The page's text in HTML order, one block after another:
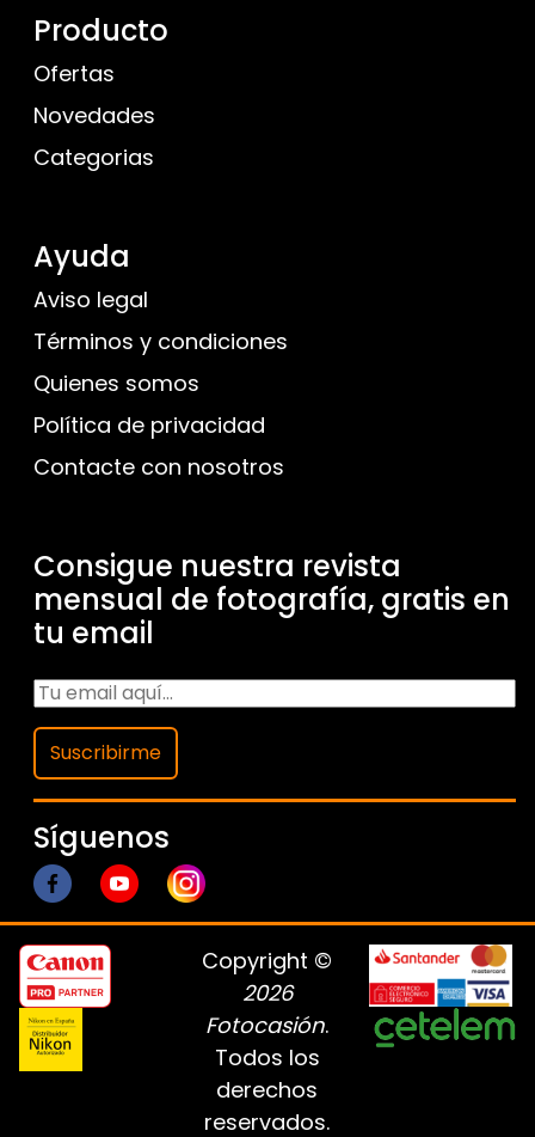
Producto
Ofertas
Novedades
Categorias
Ayuda
Aviso legal
Términos y condiciones
Quienes somos
Política de privacidad
Contacte con nosotros
Consigue nuestra revista
mensual de fotografía, gratis en
tu email
Suscribirme
Síguenos
Copyright ©
2026
Fotocasión.
Todos los
derechos
reservados.